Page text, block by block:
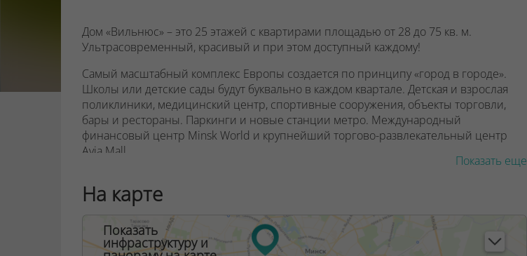
Дом «Вильнюс» – это 25 этажей с квартирами площадью от 28 до 75 кв. м.
Ультрасовременный, красивый и при этом доступный каждому!
Самый масштабный комплекс Европы создается по принципу «город в городе».
Школы или детские сады будут буквально в каждом квартале. Детская и взрослая
поликлиники, медицинский центр, спортивные сооружения, объекты торговли,
бары и рестораны. Паркинги и новые станции метро. Международный
финансовый центр Minsk World и крупнейший торгово-развлекательный центр
Avia Mall.
шаговой доступности.
Какой дом «Вильнюс» в комплексе Минск Мир?
Невероятно привлекательный, сверкающий, с красивой небесной тонировкой и
Показать еще
На карте
Показать
инфраструктуру и